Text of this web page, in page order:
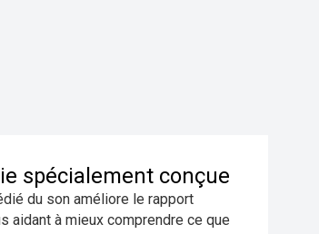
spécialement conçue
du son améliore le rapport
aidant à mieux comprendre ce que